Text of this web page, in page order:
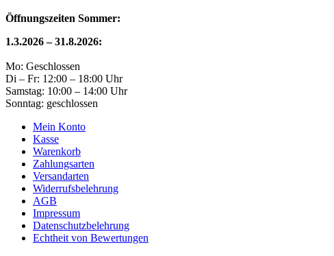
Öffnungszeiten Sommer:
1.3.2026 – 31.8.2026:
Mo: Geschlossen
Di – Fr: 12:00 – 18:00 Uhr
Samstag: 10:00 – 14:00 Uhr
Sonntag: geschlossen
Mein Konto
Kasse
Warenkorb
Zahlungsarten
Versandarten
Widerrufsbelehrung
AGB
Impressum
Datenschutzbelehrung
Echtheit von Bewertungen